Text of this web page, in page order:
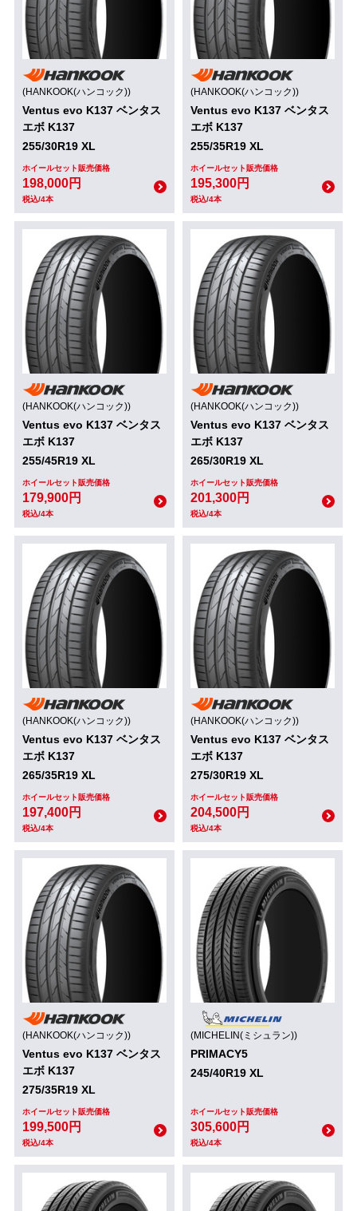
(HANKOOK(ハンコック))
Ventus evo K137 ベンタス
エボ K137
255/30R19 XL
ホイールセット販売価格
198,000円
税込/4本
(HANKOOK(ハンコック))
Ventus evo K137 ベンタス
エボ K137
255/35R19 XL
ホイールセット販売価格
195,300円
税込/4本
(HANKOOK(ハンコック))
Ventus evo K137 ベンタス
エボ K137
255/45R19 XL
ホイールセット販売価格
179,900円
税込/4本
(HANKOOK(ハンコック))
Ventus evo K137 ベンタス
エボ K137
265/30R19 XL
ホイールセット販売価格
201,300円
税込/4本
(HANKOOK(ハンコック))
Ventus evo K137 ベンタス
エボ K137
265/35R19 XL
ホイールセット販売価格
197,400円
税込/4本
(HANKOOK(ハンコック))
Ventus evo K137 ベンタス
エボ K137
275/30R19 XL
ホイールセット販売価格
204,500円
税込/4本
(HANKOOK(ハンコック))
Ventus evo K137 ベンタス
エボ K137
275/35R19 XL
ホイールセット販売価格
199,500円
税込/4本
(MICHELIN(ミシュラン))
PRIMACY5
245/40R19 XL
ホイールセット販売価格
305,600円
税込/4本